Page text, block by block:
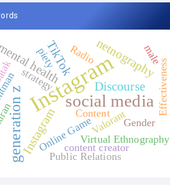
Instagram
social media
generation z Discourse
netnography
TikTok
Instagram
health
Online GameValorant
Virtual Ethnography
strategy
content creator
Gender
Radio
Public Relations
Effectiveness
piety
Content
male